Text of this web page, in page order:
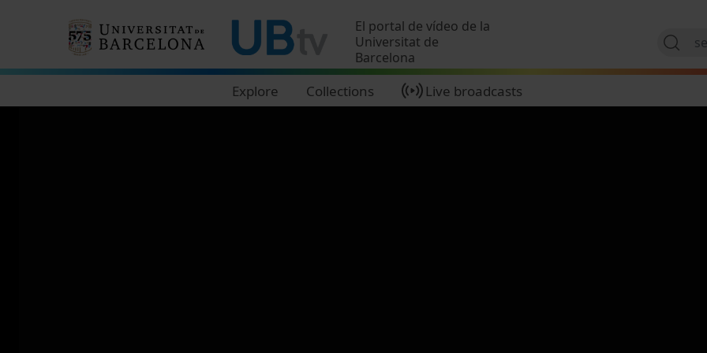
El portal de vídeo de la
Universitat de
Barcelona
Explore Collections Live broadcasts